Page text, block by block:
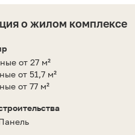
о жилом комплексе
от 27 м²
от 51,7 м²
от 77 м²